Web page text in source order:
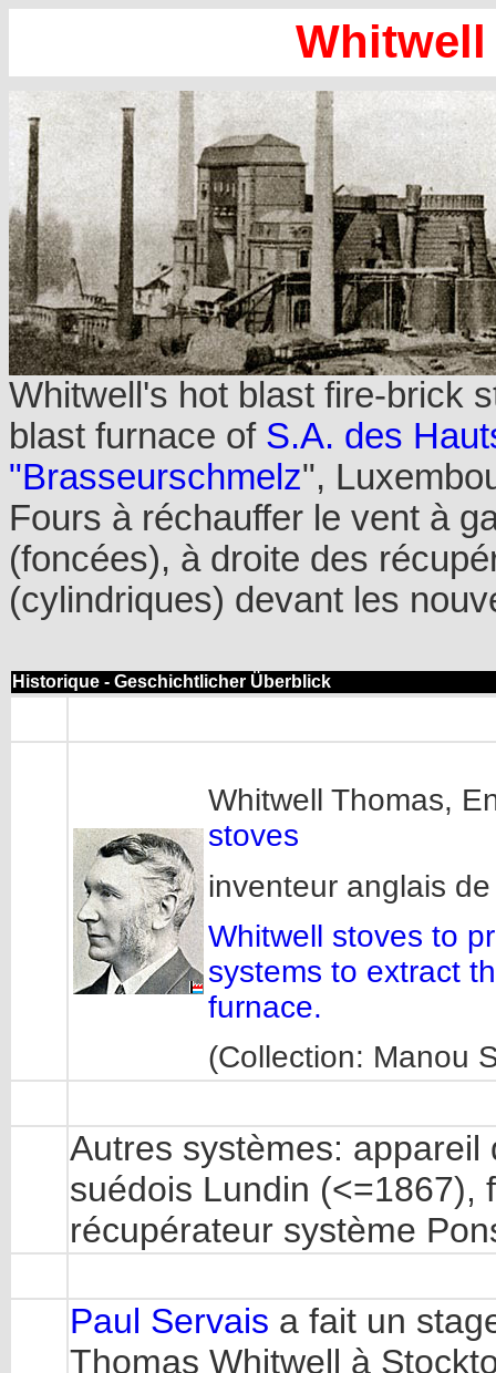
Whitwell's hot blast fire-brick
blast furnace of S.A. des
"Brasseurschmelz",
Fours à réchauffer le vent à
(foncées), à droite des
(cylindriques) devant les
Historique - Geschichtlicher Überblick
Whitwell Thomas,
stoves
inventeur anglais
Whitwell stoves to
systems to extract
furnace.
(Collection: Manou
Autres systèmes:
suédois Lundin (<=1867),
récupérateur système
Paul Servais a fait un
Thomas Whitwell à